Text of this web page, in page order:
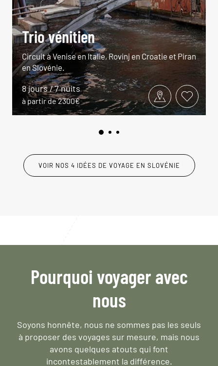
Trio vénitien
Circuit à Venise en Italie, Rovinj en Croatie et Piran
en Slovénie.
8 jours / 7 nuits
à partir de 2300€
VOIR NOS 4 IDÉES DE VOYAGE EN SLOVÉNIE
Pourquoi voyager avec
nous
Soyons honnête, nous ne sommes pas les seuls
à proposer des voyages sur mesure, mais nous
avons quelques atouts qui font
incontestablement la différence.